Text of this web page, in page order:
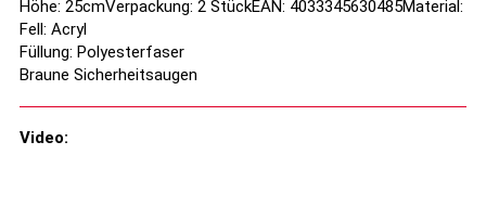
Höhe: 25cmVerpackung: 2 StückEAN: 4033345630485Material:
Fell: Acryl
Füllung: Polyesterfaser
Braune Sicherheitsaugen
Video: